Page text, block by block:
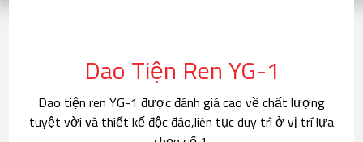
Dao Tiện Ren YG-1
Dao tiện ren YG-1 được đánh giá cao về chất lượng
tuyệt vời và thiết kế độc đáo,liên tục duy trì ở vị trí lựa